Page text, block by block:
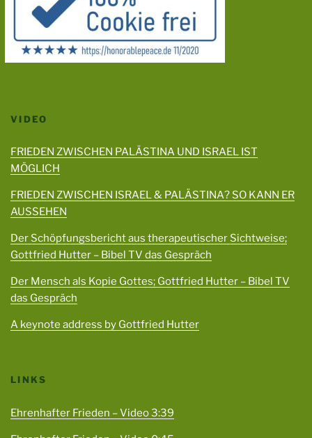
VIDEO
FRIEDEN ZWISCHEN PALÄSTINA UND ISRAEL IST
MÖGLICH
FRIEDEN ZWISCHEN ISRAEL & PALÄSTINA? SO KANN ER
AUSSEHEN
Der Schöpfungsbericht aus therapeutischer Sichtweise;
Gottfried Hutter – Bibel TV das Gespräch
Der Mensch als Kopie Gottes; Gottfried Hutter – Bibel TV
das Gespräch
A keynote address by Gottfried Hutter
LINKS
Ehrenhafter Frieden – Video 3:39